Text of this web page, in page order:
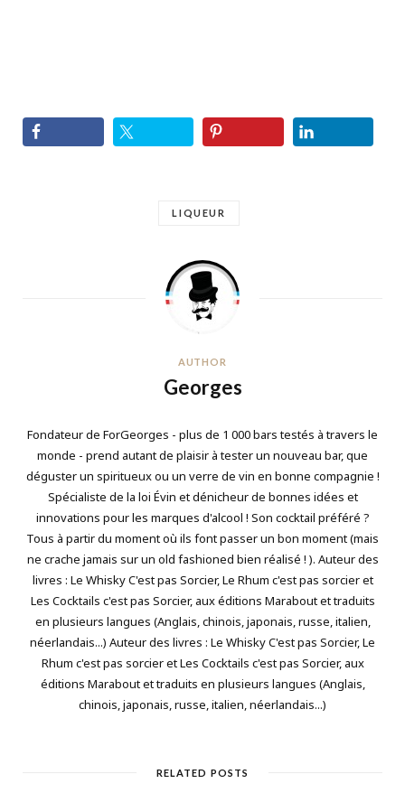
LIQUEUR
AUTHOR
Georges
Fondateur de ForGeorges - plus de 1 000 bars testés à travers le
monde - prend autant de plaisir à tester un nouveau bar, que
déguster un spiritueux ou un verre de vin en bonne compagnie !
Spécialiste de la loi Évin et dénicheur de bonnes idées et
innovations pour les marques d'alcool ! Son cocktail préféré ?
Tous à partir du moment où ils font passer un bon moment (mais
ne crache jamais sur un old fashioned bien réalisé ! ). Auteur des
livres : Le Whisky C'est pas Sorcier, Le Rhum c'est pas sorcier et
Les Cocktails c'est pas Sorcier, aux éditions Marabout et traduits
en plusieurs langues (Anglais, chinois, japonais, russe, italien,
néerlandais...) Auteur des livres : Le Whisky C'est pas Sorcier, Le
Rhum c'est pas sorcier et Les Cocktails c'est pas Sorcier, aux
éditions Marabout et traduits en plusieurs langues (Anglais,
chinois, japonais, russe, italien, néerlandais...)
RELATED POSTS